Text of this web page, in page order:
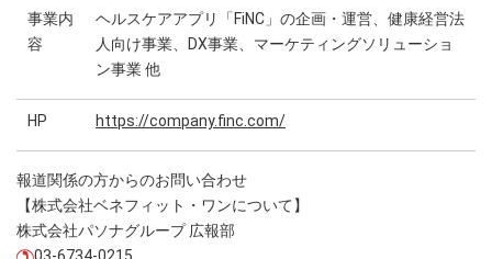
事業内
容
ヘルスケアアプリ「FiNC」の企画・運営、健康経営法
人向け事業、DX事業、マーケティングソリューショ
ン事業 他
HP https://company.finc.com/
報道関係の方からのお問い合わせ
【株式会社ベネフィット・ワンについて】
株式会社パソナグループ 広報部